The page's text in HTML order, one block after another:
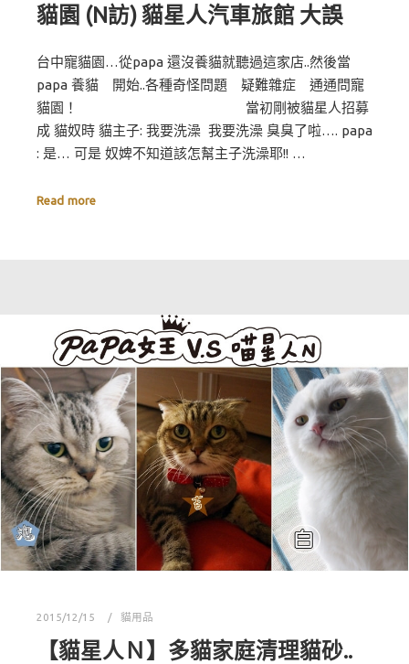
貓園 (N訪) 貓星人汽車旅館 大誤
台中寵貓園…從papa 還沒養貓就聽過這家店..然後當
papa 養貓 開始..各種奇怪問題 疑難雜症 通通問寵
貓園！ 當初剛被貓星人招募
成 貓奴時 貓主子: 我要洗澡 我要洗澡 臭臭了啦…. papa
: 是… 可是 奴婢不知道該怎幫主子洗澡耶!! …
Read more
2015/12/15 貓用品
【貓星人Ｎ】多貓家庭清理貓砂..